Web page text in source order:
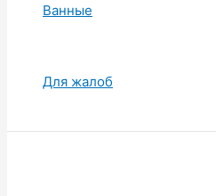
Ванные
Для жалоб